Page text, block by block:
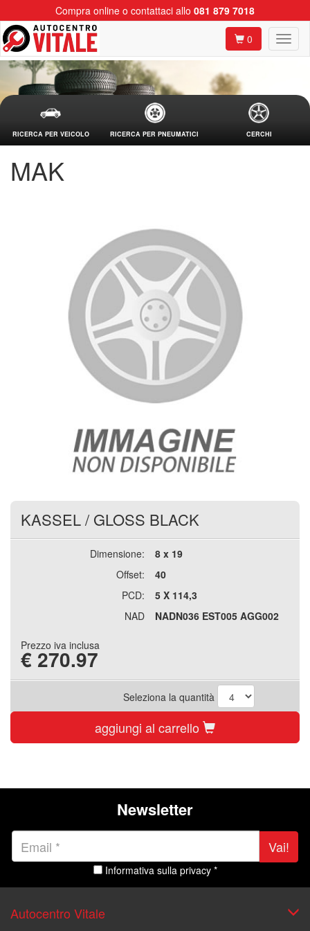
Compra online o contattaci allo 081 879 7018
0
RICERCA PER VEICOLO RICERCA PER PNEUMATICI CERCHI
MAK
KASSEL/ GLOSS BLACK
Dimensione:
8 x 19
Offset:
40
PCD:
5 X 114,3
NAD
NADN036 EST005 AGG002
Prezzo iva inclusa
€ 270.97
Seleziona la quantità
aggiungi al carrello
Newsletter
Vai!
Informativa sulla privacy *
Autocentro Vitale